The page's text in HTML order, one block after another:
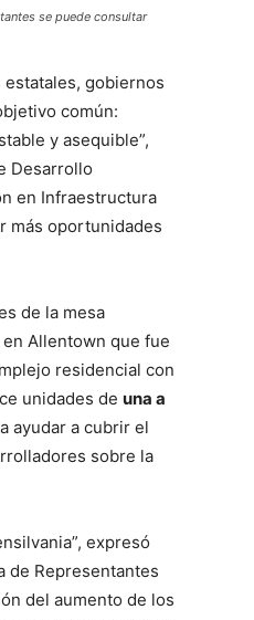
se puede consultar
estatales, gobiernos
común:
y asequible”,
Desarrollo
en Infraestructura
más oportunidades
de la mesa
Allentown que fue
residencial con
unidades de una a
ayudar a cubrir el
sobre la
expresó
de Representantes
del aumento de los